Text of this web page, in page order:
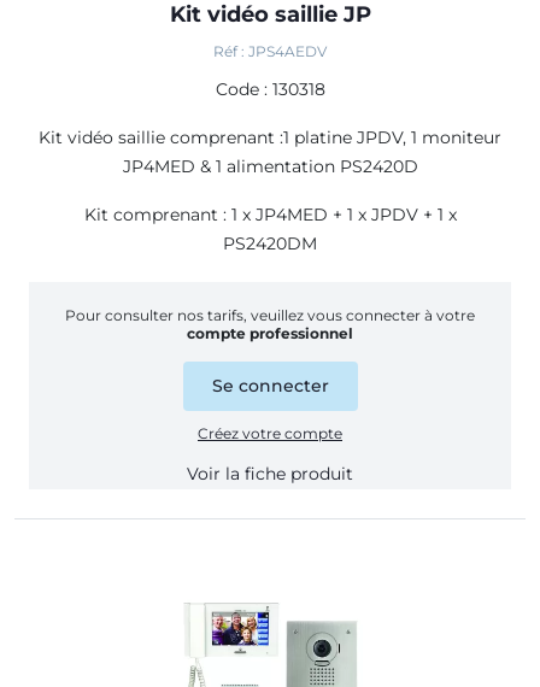
Kit vidéo saillie JP
Réf : JPS4AEDV
Code : 130318
Kit vidéo saillie comprenant :1 platine JPDV, 1 moniteur
JP4MED & 1 alimentation PS2420D
Kit comprenant : 1 x JP4MED + 1 x JPDV + 1 x
PS2420DM
Pour consulter nos tarifs, veuillez vous connecter à votre
compte professionnel
Se connecter
Créez votre compte
Voir la fiche produit